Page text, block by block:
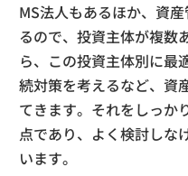
MS法人もあるほか、資
るので、投資主体が複数
ら、この投資主体別に最
続対策を考えるなど、資
てきます。それをしっか
点であり、よく検討しな
います。